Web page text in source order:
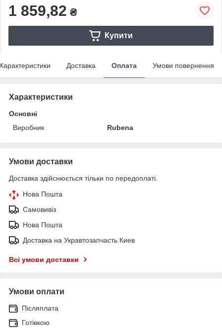
1 859,82 ₴
Купити
Доставка Оплата Умови повернення
Характеристики
Основні
Виробник
Rubena
Умови доставки
Доставка здійснюється тільки по передоплаті.
Нова Пошта
Самовивіз
Нова Пошта
Доставка на Укравтозапчасть Киев
Всі умови доставки
Умови оплати
Післяплата
Готівкою